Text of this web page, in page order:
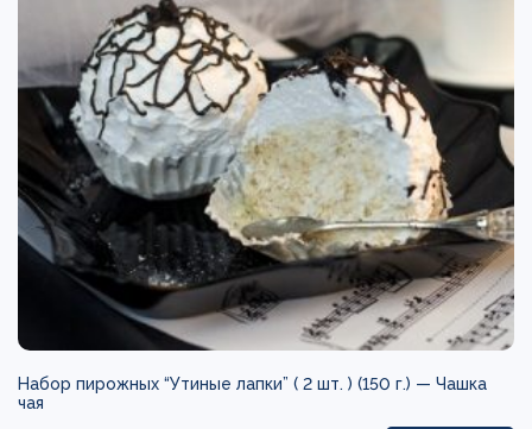
Набор пирожных “Утиные лапки” ( 2 шт. ) (150 г.) — Чашка
чая